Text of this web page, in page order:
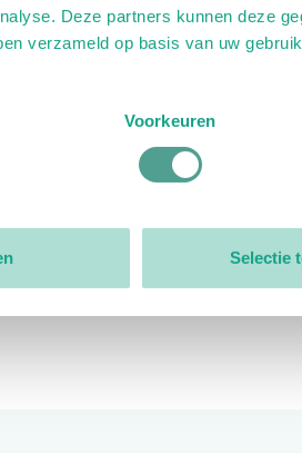
Deze partners kunnen deze
verzameld op basis van uw
Voorkeuren
Selectie
Organisatie